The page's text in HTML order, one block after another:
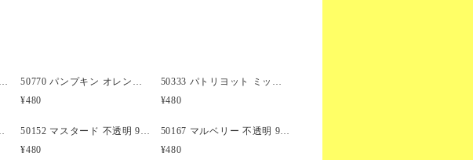
機、トレイン、イルカ、ネコ、イヌやゾウなど、 40以
サイティングで楽しい形状も選択することができま
ィーレイバー(kandi raver)用のビーズとしてもお使い
50021 レッド 不透明 9x6mm(標準) バレル ポニービーズ (100個)
50770 パンプキン オレンジ 不透明 9x6mm(標準) バレル ポニービーズ (100個)
¥480
50333 パトリヨット ミックス 不透明 9x6mm(標準) バレル ポニービーズ (100個)
¥480
ポニービーズ (100個)
50152 マスタード 不透明 9x6mm(標準) バレル ポニービーズ (100個)
¥480
50167 マルベリー 不透明 9x6mm(標準) バレル ポニービーズ (100個)
¥480